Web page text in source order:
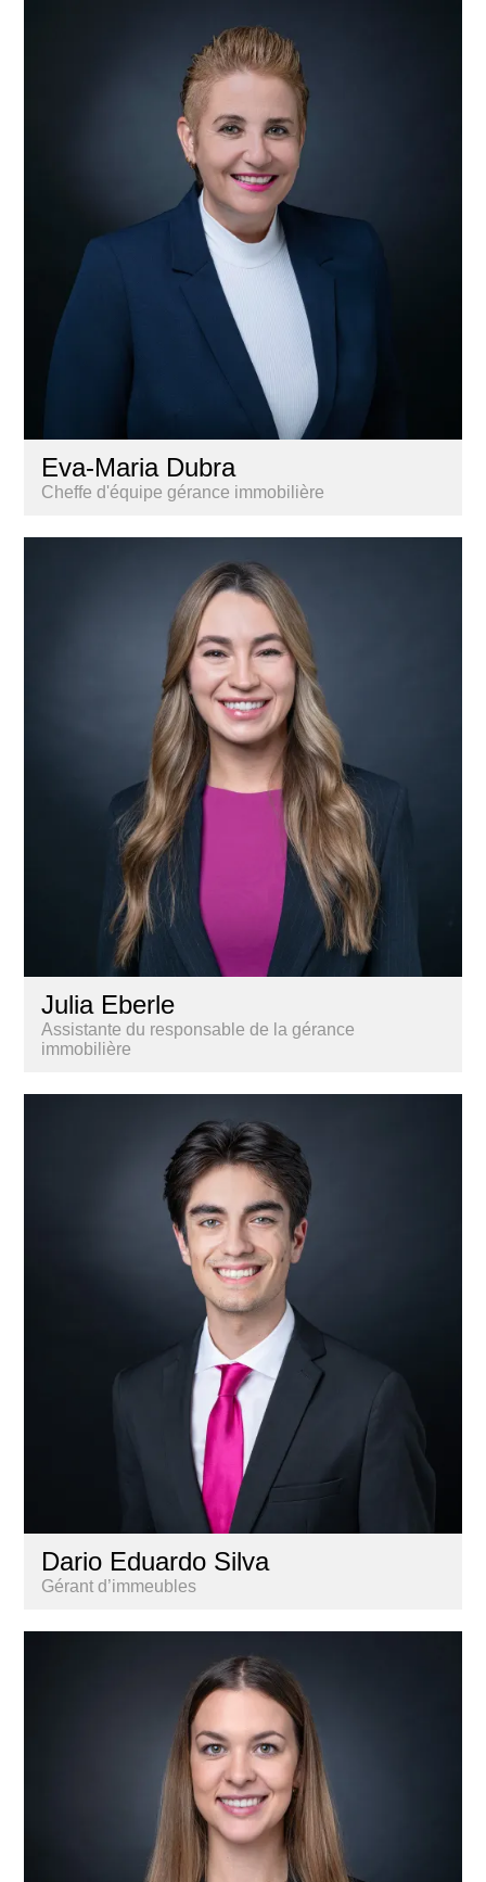
Eva-Maria Dubra
Cheffe d'équipe gérance immobilière
Julia Eberle
Assistante du responsable de la gérance
immobilière
Dario Eduardo Silva
Gérant d’immeubles